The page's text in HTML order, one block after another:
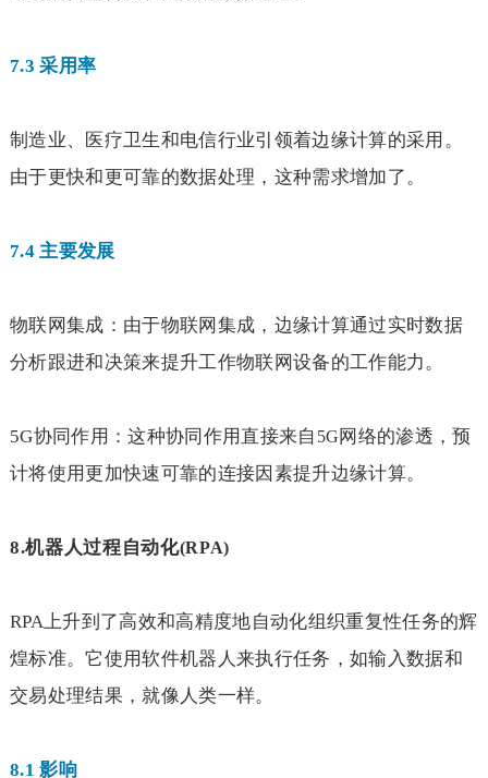
7.3采用率
制造业、医疗卫生和电信行业引领着边缘计算的采用。
由于更快和更可靠的数据处理，这种需求增加了。
7.4主要发展
物联网集成：由于物联网集成，边缘计算通过实时数据
分析跟进和决策来提升工作物联网设备的工作能力。
5G协同作用：这种协同作用直接来自 5G网络的渗透，预
计将使用更加快速可靠的连接因素提升边缘计算。
8.机器人过程自动化(RPA)
RPA上升到了高效和高精度地自动化组织重复性任务的辉
煌标准。它使用软件机器人来执行任务，如输入数据和
交易处理结果，就像人类一样。
8.1影响